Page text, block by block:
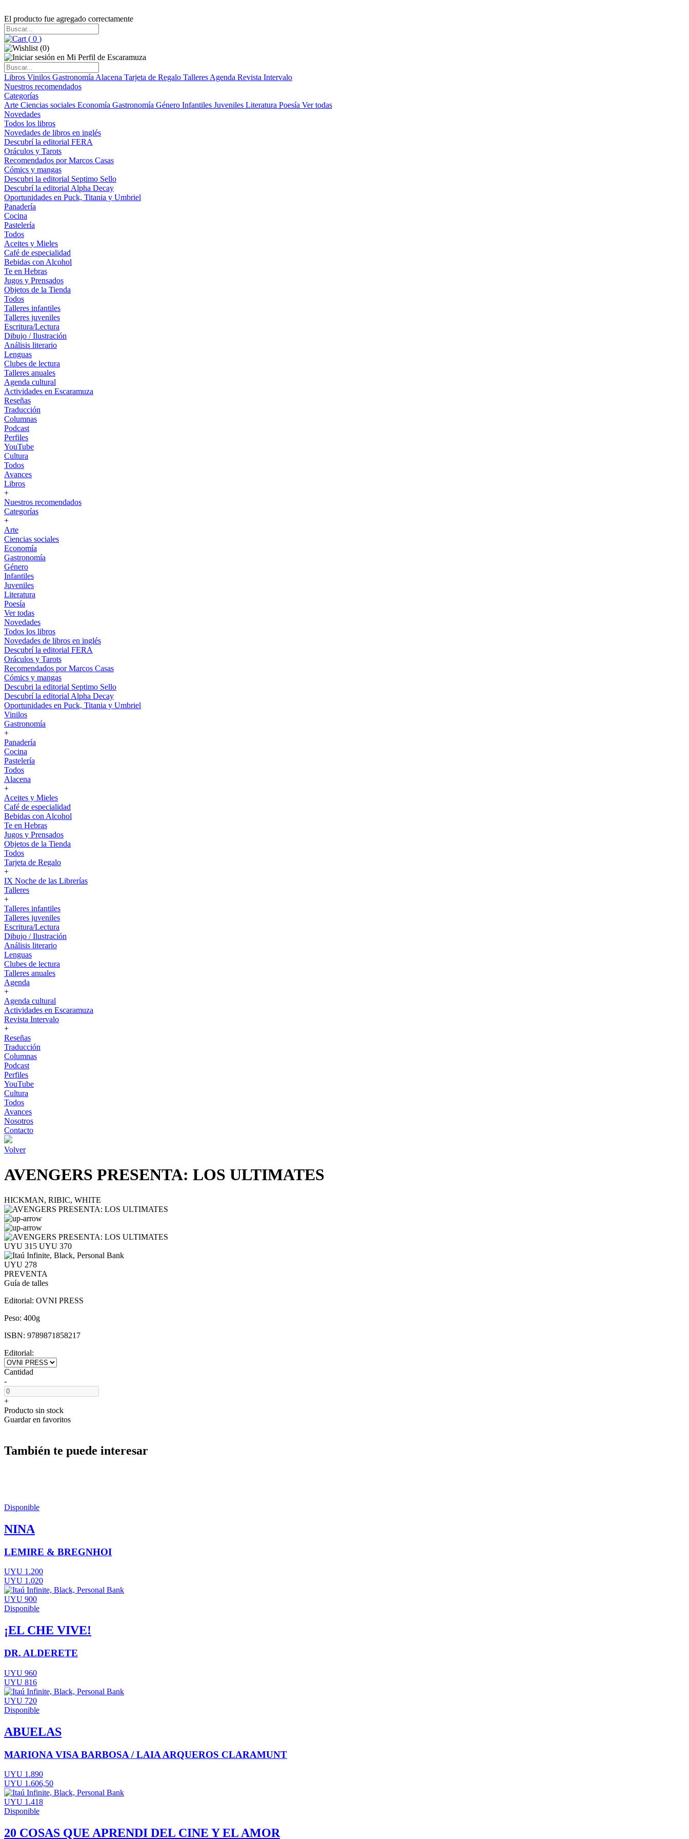
El producto fue agregado correctamente
( 0 )
(0)
Libros Vinilos Gastronomía Alacena Tarjeta de Regalo Talleres Agenda Revista Intervalo
Nuestros recomendados
Categorías
Arte Ciencias sociales Economía Gastronomía Género Infantiles Juveniles Literatura Poesía Ver todas
Novedades
Todos los libros
Novedades de libros en inglés
Descubrí la editorial FERA
Oráculos y Tarots
Recomendados por Marcos Casas
Cómics y mangas
Descubri la editorial Septimo Sello
Descubrí la editorial Alpha Decay
Oportunidades en Puck, Titania y Umbriel
Panadería
Cocina
Pastelería
Todos
Aceites y Mieles
Café de especialidad
Bebidas con Alcohol
Te en Hebras
Jugos y Prensados
Objetos de la Tienda
Todos
Talleres infantiles
Talleres juveniles
Escritura/Lectura
Dibujo / Ilustración
Análisis literario
Lenguas
Clubes de lectura
Talleres anuales
Agenda cultural
Actividades en Escaramuza
Reseñas
Traducción
Columnas
Podcast
Perfiles
YouTube
Cultura
Todos
Avances
Libros
+
Nuestros recomendados
Categorías
+
Arte
Ciencias sociales
Economía
Gastronomía
Género
Infantiles
Juveniles
Literatura
Poesía
Ver todas
Novedades
Todos los libros
Novedades de libros en inglés
Descubrí la editorial FERA
Oráculos y Tarots
Recomendados por Marcos Casas
Cómics y mangas
Descubri la editorial Septimo Sello
Descubrí la editorial Alpha Decay
Oportunidades en Puck, Titania y Umbriel
Vinilos
Gastronomía
+
Panadería
Cocina
Pastelería
Todos
Alacena
+
Aceites y Mieles
Café de especialidad
Bebidas con Alcohol
Te en Hebras
Jugos y Prensados
Objetos de la Tienda
Todos
Tarjeta de Regalo
+
IX Noche de las Librerías
Talleres
+
Talleres infantiles
Talleres juveniles
Escritura/Lectura
Dibujo / Ilustración
Análisis literario
Lenguas
Clubes de lectura
Talleres anuales
Agenda
+
Agenda cultural
Actividades en Escaramuza
Revista Intervalo
+
Reseñas
Traducción
Columnas
Podcast
Perfiles
YouTube
Cultura
Todos
Avances
Nosotros
Contacto
Volver
AVENGERS PRESENTA: LOS ULTIMATES
HICKMAN, RIBIC, WHITE
UYU 315 UYU 370
UYU 278
PREVENTA
Guía de talles
Editorial: OVNI PRESS
Peso: 400g
ISBN: 9789871858217
Editorial:
Cantidad
-
+
Producto sin stock
Guardar en favoritos
También te puede interesar
Disponible
NINA
LEMIRE & BREGNHOI
UYU 1.200
UYU 1.020
UYU 900
Disponible
¡EL CHE VIVE!
DR. ALDERETE
UYU 960
UYU 816
UYU 720
Disponible
ABUELAS
MARIONA VISA BARBOSA / LAIA ARQUEROS CLARAMUNT
UYU 1.890
UYU 1.606,50
UYU 1.418
Disponible
20 COSAS QUE APRENDI DEL CINE Y EL AMOR